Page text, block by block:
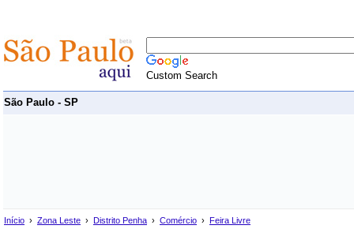
Custom Search
São Paulo - SP
Início › Zona Leste › Distrito Penha › Comércio › Feira Livre